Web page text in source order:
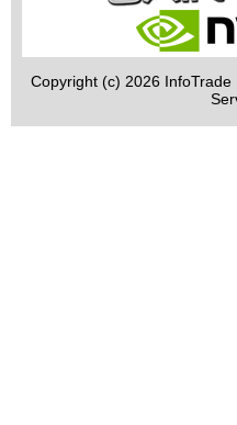
Copyright (c) 2026 InfoTrade